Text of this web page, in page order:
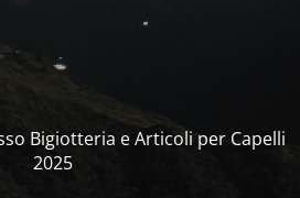
Bigiotteria e Articoli per Capelli
2025